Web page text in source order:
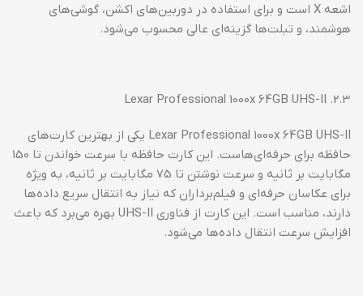
اشعه X است و برای استفاده در دوربین‌های اکشن، گوشی‌های
هوشمند، و تبلت‌ها گزینه‌ای عالی محسوب می‌شود.
Lexar Professional 1000x 64GB UHS-II یکی از بهترین کارت‌های
حافظه برای حرفه‌ای‌هاست. این کارت حافظه با سرعت خواندن تا 150
مگابایت بر ثانیه و سرعت نوشتن تا 75 مگابایت بر ثانیه، به ویژه
برای عکاسان حرفه‌ای و فیلم‌برداران که نیاز به انتقال سریع داده‌ها
دارند، مناسب است. این کارت از فناوری UHS-II بهره می‌برد که باعث
افزایش سرعت انتقال داده‌ها می‌شود.